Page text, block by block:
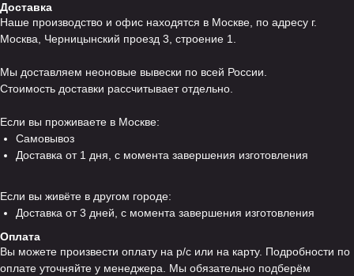
Доставка
Наше производство и офис находятся в Москве, по адресу г.
Москва, Черницынский проезд 3, строение 1.
Мы доставляем неоновые вывески по всей России.
Стоимость доставки рассчитывает отдельно.
Если вы проживаете в Москве:
Самовывоз
Доставка от 1 дня, с момента завершения изготовления
Если вы живёте в другом городе:
Доставка от 3 дней, с момента завершения изготовления
Оплата
Вы можете произвести оплату на р/с или на карту. Подробности по
оплате уточняйте у менеджера. Мы обязательно подберём